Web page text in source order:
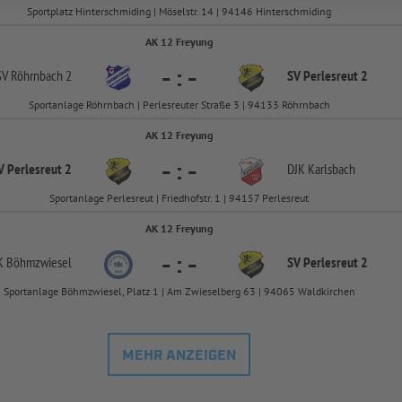
Sportplatz Hinterschmiding | Möselstr. 14 | 94146 Hinterschmiding
AK 12 Freyung
Röhrnbach 2 - : - SV Perlesreut 2
Sportanlage Röhrnbach | Perlesreuter Straße 3 | 94133 Röhrnbach
AK 12 Freyung
Perlesreut 2 - : - DJK Karlsbach
Sportanlage Perlesreut | Friedhofstr. 1 | 94157 Perlesreut
AK 12 Freyung
Böhmzwiesel - : - SV Perlesreut 2
Sportanlage Böhmzwiesel, Platz 1 | Am Zwieselberg 63 | 94065 Waldkirchen
MEHR ANZEIGEN